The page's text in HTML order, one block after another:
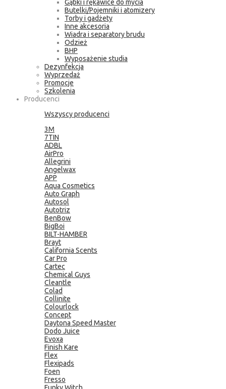
Gąbki i rękawice do mycia
Butelki/Pojemniki i atomizery
Torby i gadżety
Inne akcesoria
Wiadra i separatory brudu
Odzież
BHP
Wyposażenie studia
Dezynfekcja
Wyprzedaż
Promocje
Szkolenia
Producenci
Wszyscy producenci
3M
7TIN
ADBL
AirPro
Allegrini
Angelwax
APP
Aqua Cosmetics
Auto Graph
Autosol
Autotriz
BenBow
BigBoi
BILT-HAMBER
Brayt
California Scents
Car Pro
Cartec
Chemical Guys
Cleantle
Colad
Collinite
Colourlock
Concept
Daytona Speed Master
Dodo Juice
Evoxa
Finish Kare
Flex
Flexipads
Foen
Fresso